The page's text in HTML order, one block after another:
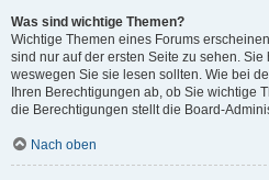
Was sind wichtige Themen?
Wichtige Themen eines Forums
sind nur auf der ersten Seite zu sehen.
weswegen Sie sie lesen sollten. Wie bei
Ihren Berechtigungen ab, ob Sie wichtige
die Berechtigungen stellt die Board-
Nach oben